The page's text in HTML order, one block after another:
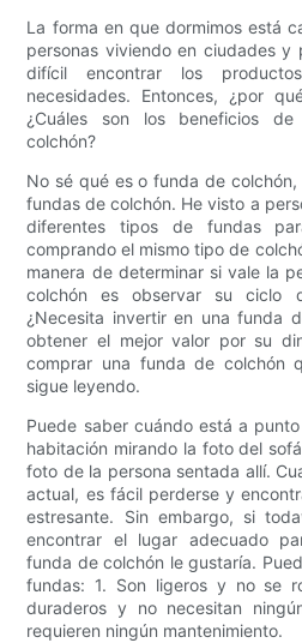
La forma en que dormimos está
personas viviendo en ciudades y
difícil encontrar los
necesidades. Entonces, ¿por
¿Cuáles son los beneficios
colchón?
No sé qué es o funda de
fundas de colchón. He visto a
diferentes tipos de fundas
comprando el mismo tipo de
manera de determinar si vale la
colchón es observar su ciclo
¿Necesita invertir en una funda
obtener el mejor valor por su
comprar una funda de colchón
sigue leyendo.
Puede saber cuándo está a
habitación mirando la foto del
foto de la persona sentada allí.
actual, es fácil perderse y
estresante. Sin embargo, si
encontrar el lugar adecuado
funda de colchón le gustaría.
fundas: 1. Son ligeros y no se
duraderos y no necesitan
requieren ningún mantenimiento.